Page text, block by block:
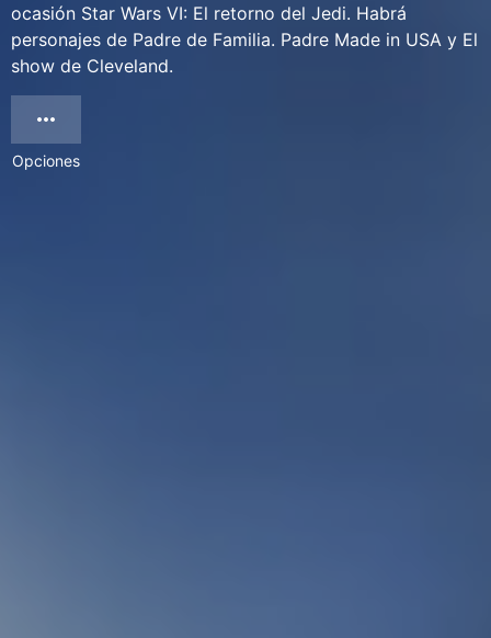
ocasión Star Wars VI: El retorno del Jedi. Habrá
personajes de Padre de Familia. Padre Made in USA y El
show de Cleveland.
Opciones